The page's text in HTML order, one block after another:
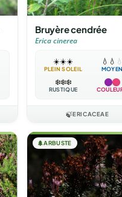
Bruyère cendrée
Erica cinerea
☀️☀️☀️
PLEIN SOLEIL
💧 💧 💧
MOYEN
❄️❄️❄️
RUSTIQUE
🍃ERICACEAE
🌲ARBUSTE